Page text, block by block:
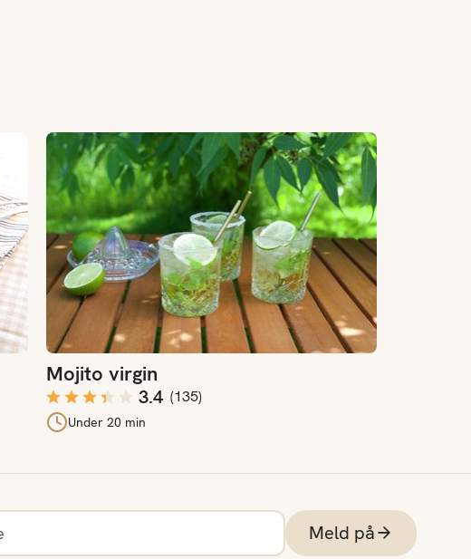
Mojito virgin
3.4 (135)
Under 20 min
Mojito virgin
Meld på